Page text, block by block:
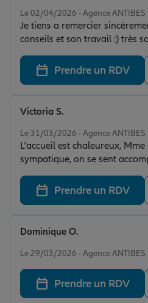
Le 02/04/2026 - Agence ANTIBES
Je tiens a remercier
conseils et son travail :) très
propose.
Prendre un RDV
Le 31/03/2026 - Agence ANTIBES
L'accueil est chaleureux,
sympatique, on se sent
plus des travaux, l'espace
agreable.
Victoria S.
Prendre un RDV
Le 29/03/2026 - Agence ANTIBES
Dominique O.
Prendre un RDV